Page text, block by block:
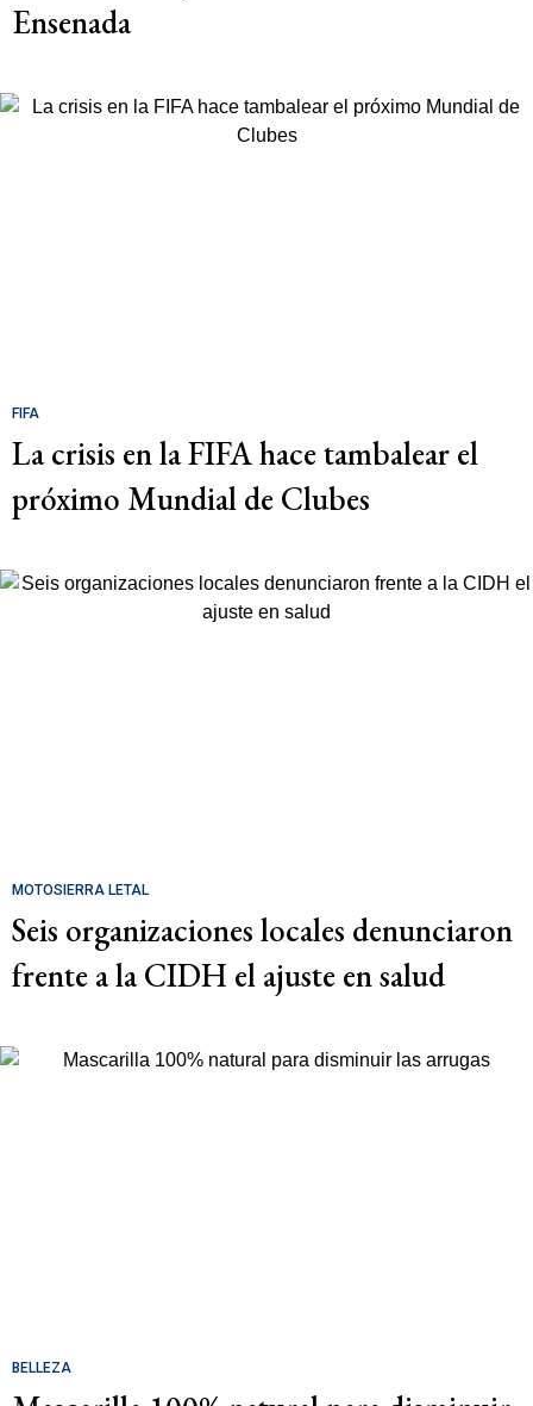
Ensenada
FIFA
La crisis en la FIFA hace tambalear el
próximo Mundial de Clubes
MOTOSIERRA LETAL
Seis organizaciones locales denunciaron
frente a la CIDH el ajuste en salud
BELLEZA